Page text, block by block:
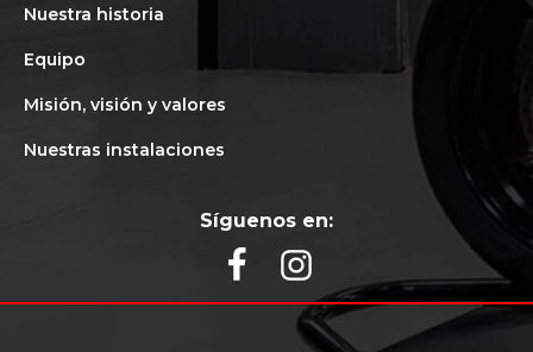
Nuestra historia
Equipo
Misión, visión y valores
Nuestras instalaciones
Síguenos en: